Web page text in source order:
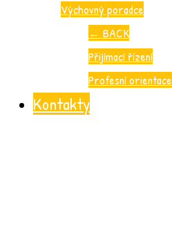
Výchovný poradce
← BACK
Přijímací řízení
Profesní orientace
Kontakty